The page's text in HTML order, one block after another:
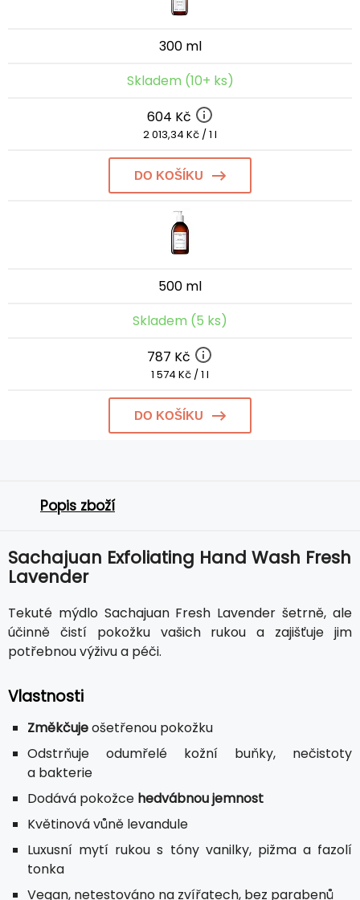
300 ml
Skladem (10+ ks)
604 Kč
2 013,34 Kč / 1 l
DO KOŠÍKU
500 ml
Skladem (5 ks)
787 Kč
1 574 Kč / 1 l
DO KOŠÍKU
Popis zboží
Sachajuan Exfoliating Hand Wash Fresh
Lavender
Tekuté mýdlo Sachajuan Fresh Lavender šetrně, ale
účinně čistí pokožku vašich rukou a zajišťuje jim
potřebnou výživu a péči.
Vlastnosti
Změkčujeošetřenou pokožku
Odstrňuje odumřelé kožní buňky, nečistoty
a bakterie
Dodává pokožce hedvábnou jemnost
Květinová vůně levandule
Luxusní mytí rukou s tóny vanilky, pižma a fazolí
tonka
Vegan, netestováno na zvířatech, bez parabenů